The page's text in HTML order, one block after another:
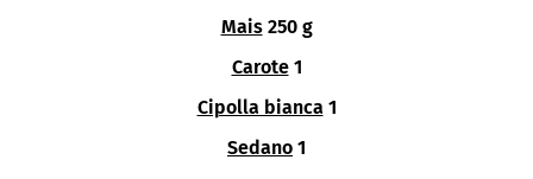
Mais 250 g
Carote 1
Cipolla bianca 1
Sedano 1